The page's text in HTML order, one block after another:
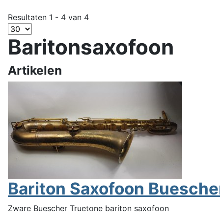
Resultaten 1 - 4 van 4
Baritonsaxofoon
Artikelen
Bariton Saxofoon
Zware Buescher Truetone bariton saxofoon